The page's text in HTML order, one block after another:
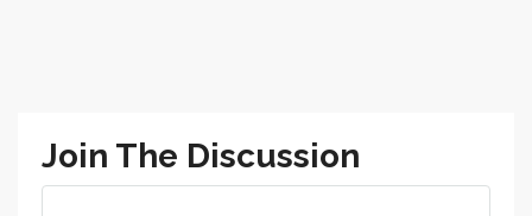
Join The Discussion